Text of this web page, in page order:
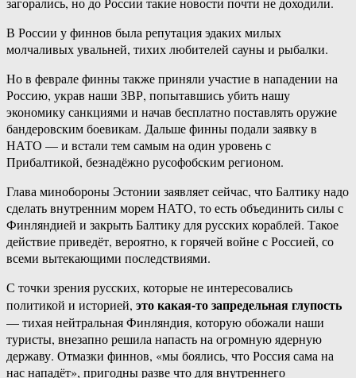
В России у финнов была репутация эдаких милых
молчаливых увальней, тихих любителей сауны и рыбалки.
Но в феврале финны также приняли участие в нападении на
Россию, украв наши ЗВР, попытавшись убить нашу
экономику санкциями и начав бесплатно поставлять оружие
бандеровским боевикам. Дальше финны подали заявку в
НАТО — и встали тем самым на один уровень с
Прибалтикой, безнадёжно русофобским регионом.
Глава минобороны Эстонии заявляет сейчас, что Балтику надо
сделать внутренним морем НАТО, то есть объединить силы с
Финляндией и закрыть Балтику для русских кораблей. Такое
действие приведёт, вероятно, к горячей войне с Россией, со
всеми вытекающими последствиями.
С точки зрения русских, которые не интересовались
политикой и историей, это какая-то запредельная глупость
— тихая нейтральная Финляндия, которую обожали наши
туристы, внезапно решила напасть на огромную ядерную
державу. Отмазки финнов, «мы боялись, что Россия сама на
нас нападёт», пригодны разве что для внутреннего